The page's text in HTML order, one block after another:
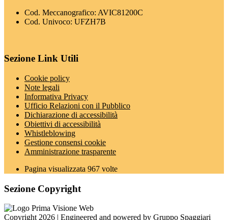
Cod. Meccanografico: AVIC81200C
Cod. Univoco: UFZH7B
Sezione Link Utili
Cookie policy
Note legali
Informativa Privacy
Ufficio Relazioni con il Pubblico
Dichiarazione di accessibilità
Obiettivi di accessibilità
Whistleblowing
Gestione consensi cookie
Amministrazione trasparente
Pagina visualizzata 967 volte
Sezione Copyright
Copyright 2026 | Engineered and powered by Gruppo Spaggiari